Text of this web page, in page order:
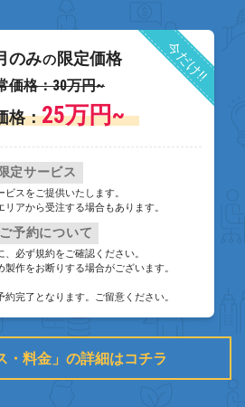
今だけ!!
のみの限定価格
価格：30万円~
格：25万円~
限定サービス
スをご提供いたします。
アから受注する場合もあります。
予約について
必ず規約をご確認ください。
作をお断りする場合がございます。
完了となります。ご留意ください。
・料金」の詳細はコチラ